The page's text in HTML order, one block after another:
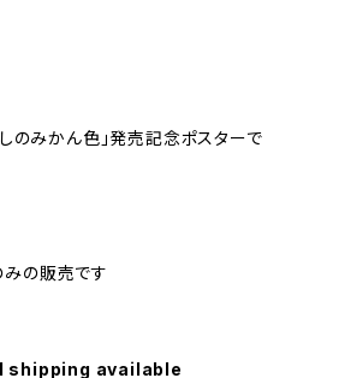
のみかん色」発売記念ポスターで
みの販売です
shipping available